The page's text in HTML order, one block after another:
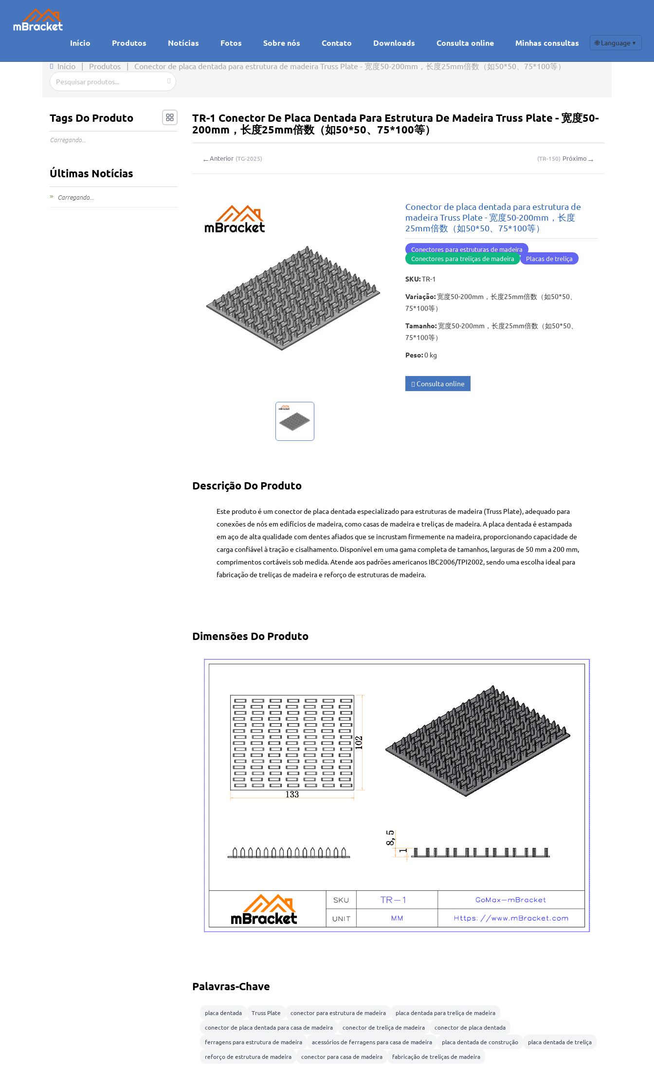
Início Produtos Notícias Fotos Sobre nós Contato Downloads Consulta online Minhas consultas 🌐 Language ▼
Início | Produtos | Conector de placa dentada para estrutura de madeira Truss Plate - 宽度50-200mm，长度25mm倍数（如50*50、75*100等）
TR-1 Conector De Placa Dentada Para Estrutura De Madeira Truss Plate - 宽度50-
200mm，长度25mm倍数（如50*50、75*100等）
←Anterior (TG-2025) (TR-150) Próximo →
Conector de placa dentada para estrutura de
madeira Truss Plate - 宽度50-200mm，长度
25mm倍数（如50*50、75*100等）
Conectores para estruturas de madeira
Conectores para treliças de madeira
Placas de treliça
SKU:TR-1
Variação: 宽度50-200mm，长度25mm倍数（如50*50、
75*100等）
Tamanho: 宽度50-200mm，长度25mm倍数（如50*50、
75*100等）
Peso:0 kg
Consulta online
Descrição Do Produto
Este produto é um conector de placa dentada especializado para estruturas de madeira (Truss Plate), adequado para
conexões de nós em edifícios de madeira, como casas de madeira e treliças de madeira. A placa dentada é estampada
em aço de alta qualidade com dentes afiados que se incrustam firmemente na madeira, proporcionando capacidade de
carga confiável à tração e cisalhamento. Disponível em uma gama completa de tamanhos, larguras de 50 mm a 200 mm,
comprimentos cortáveis sob medida. Atende aos padrões americanos IBC2006/TPI2002, sendo uma escolha ideal para
fabricação de treliças de madeira e reforço de estruturas de madeira.
Dimensões Do Produto
Palavras-Chave
placa dentada Truss Plate conector para estrutura de madeira
placa dentada para treliça de madeira
conector de placa dentada para casa de madeira
conector de treliça de madeira
conector de placa dentada
ferragens para estrutura de madeira
acessórios de ferragens para casa de madeira placa dentada de construção
placa dentada de treliça
reforço de estrutura de madeira
conector para casa de madeira fabricação de treliças de madeira
Tags Do Produto
Carregando...
Últimas Notícias
Carregando...